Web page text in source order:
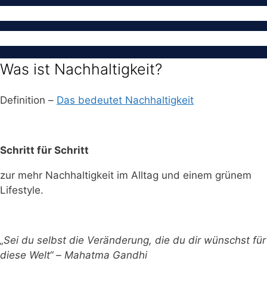
Was ist Nachhaltigkeit?
Definition – Das bedeutet Nachhaltigkeit
Schritt für Schritt
zur mehr Nachhaltigkeit im Alltag und einem grünem
Lifestyle.
„Sei du selbst die Veränderung, die du dir wünschst für
diese Welt“ – Mahatma Gandhi